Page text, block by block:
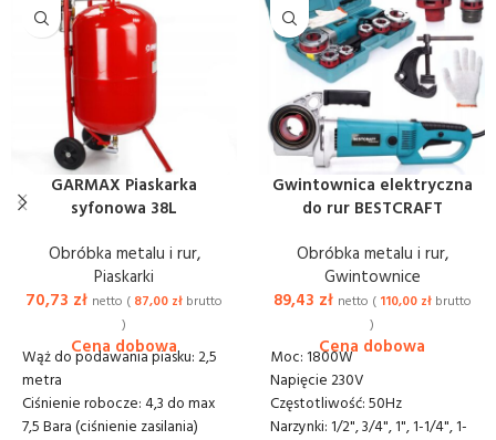
GARMAX Piaskarka
syfonowa 38L
Obróbka metalu i rur,
Piaskarki
70,73 zł netto ( 87,00 zł brutto
)
Wąż do podawania piasku: 2,5
metra
Ciśnienie robocze: 4,3 do max
7,5 Bara (ciśnienie zasilania)
Gwintownica elektryczna
do rur BESTCRAFT
Obróbka metalu i rur,
Gwintownice
89,43 zł netto ( 110,00 złbrutto
)
Moc: 1800W
Napięcie 230V
Częstotliwość: 50Hz
Narzynki: 1/2", 3/4", 1", 1-1/4", 1-